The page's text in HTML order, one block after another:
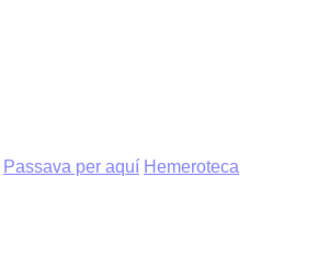
Passava per aquí Hemeroteca